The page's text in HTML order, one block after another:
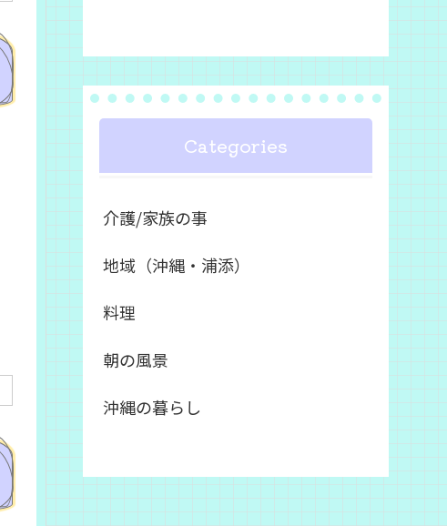
Categories
介護/家族の事
地域（沖縄・浦添）
料理
朝の風景
沖縄の暮らし